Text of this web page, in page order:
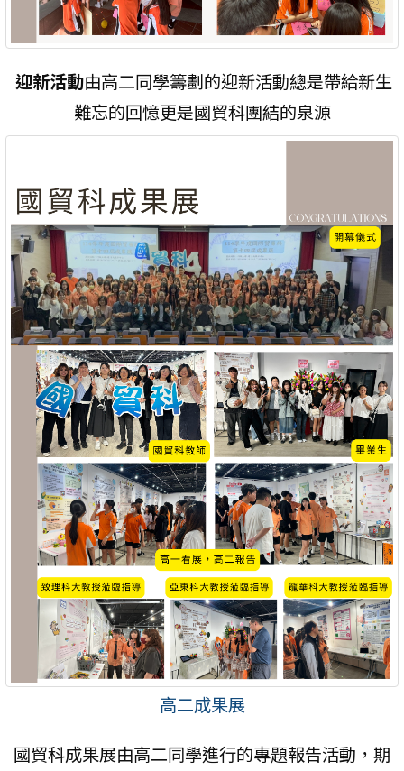
迎新活動由高二同學籌劃的迎新活動總是帶給新生
難忘的回憶更是國貿科團結的泉源
高二成果展
國貿科成果展由高二同學進行的專題報告活動，期